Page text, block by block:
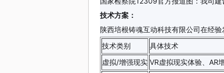
技术方案：
陕西培根铸魂互动科技有限公司在经
技术类别
具体技术
虚拟/增强现实 VR虚拟现实体验、AR